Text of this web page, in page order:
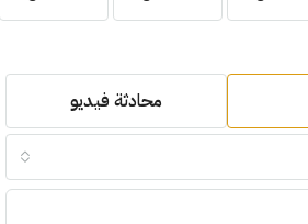
محادثة فيديو